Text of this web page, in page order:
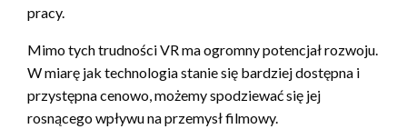
pracy.
Mimo tych trudności VR ma ogromny potencjał rozwoju.
W miarę jak technologia stanie się bardziej dostępna i
przystępna cenowo, możemy spodziewać się jej
rosnącego wpływu na przemysł filmowy.